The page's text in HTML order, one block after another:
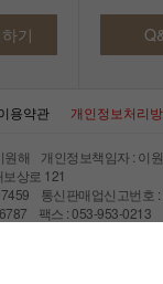
기
용약관 개인정보처리
해 개인정보책임자 : 이
상로 121
통신판매업신고번호
팩스 : 053-953-0213